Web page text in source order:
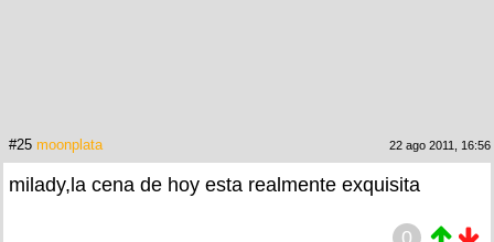
#25 moonplata 22 ago 2011, 16:56
milady,la cena de hoy esta realmente exquisita
0